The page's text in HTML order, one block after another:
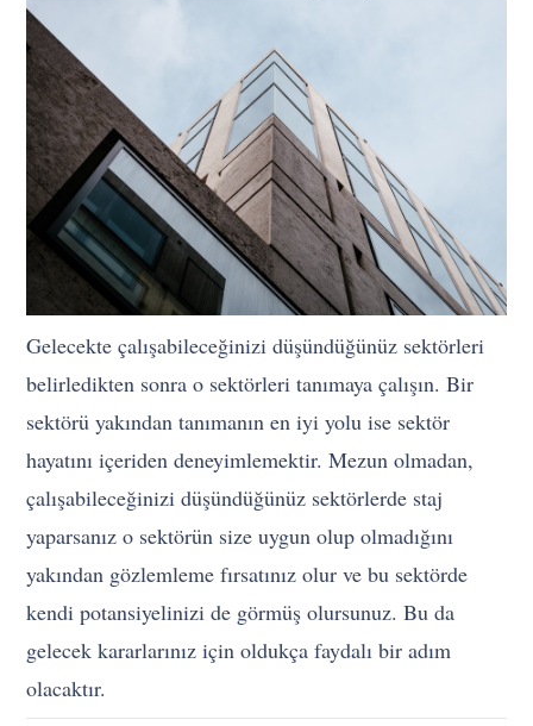
Gelecekte çalışabileceğinizi düşündüğünüz sektörleri
belirledikten sonra o sektörleri tanımaya çalışın. Bir
sektörü yakından tanımanın en iyi yolu ise sektör
hayatını içeriden deneyimlemektir. Mezun olmadan,
çalışabileceğinizi düşündüğünüz sektörlerde staj
yaparsanız o sektörün size uygun olup olmadığını
yakından gözlemleme fırsatınız olur ve bu sektörde
kendi potansiyelinizi de görmüş olursunuz. Bu da
gelecek kararlarınız için oldukça faydalı bir adım
olacaktır.